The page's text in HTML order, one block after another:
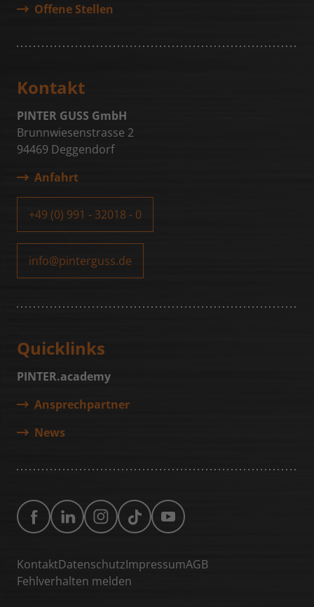
Offene Stellen
Kontakt
PINTER GUSS GmbH
Brunnwiesenstrasse 2
94469 Deggendorf
Anfahrt
+49 (0) 991 - 32018 - 0
info@pinterguss.de
Quicklinks
PINTER.academy
Ansprechpartner
News
KontaktDatenschutzImpressumAGB
Fehlverhalten melden
Laufzeit
Zweck
Wird von Facebook genutzt, um eine
Reihe von Werbeprodukten anzuzeigen,
Name tr
Laufzeit Session (Pixel)
Wird von Facebook genutzt, um eine
Werbetreibender.